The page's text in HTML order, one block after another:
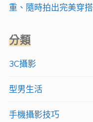
重、隨時拍出完美穿
分類
3C攝影
型男生活
手機攝影技巧